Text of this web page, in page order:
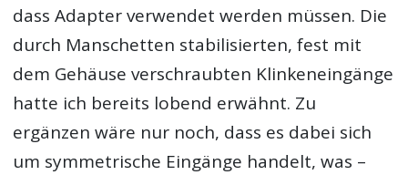
dass Adapter verwendet werden müssen. Die
durch Manschetten stabilisierten, fest mit
dem Gehäuse verschraubten Klinkeneingänge
hatte ich bereits lobend erwähnt. Zu
ergänzen wäre nur noch, dass es dabei sich
um symmetrische Eingänge handelt, was –